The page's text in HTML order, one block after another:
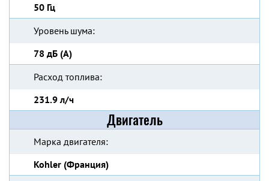
50 Гц
Уровень шума:
78 дБ (А)
Расход топлива:
231.9 л/ч
Двигатель
Марка двигателя:
Kohler (Франция)